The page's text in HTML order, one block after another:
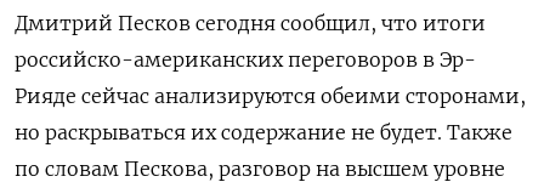
Дмитрий Песков сегодня сообщил, что итоги
российско-американских переговоров в Эр-
Рияде сейчас анализируются обеими сторонами,
но раскрываться их содержание не будет. Также
по словам Пескова, разговор на высшем уровне